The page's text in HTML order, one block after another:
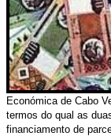
Económica de Cabo
termos do qual as
financiamento de